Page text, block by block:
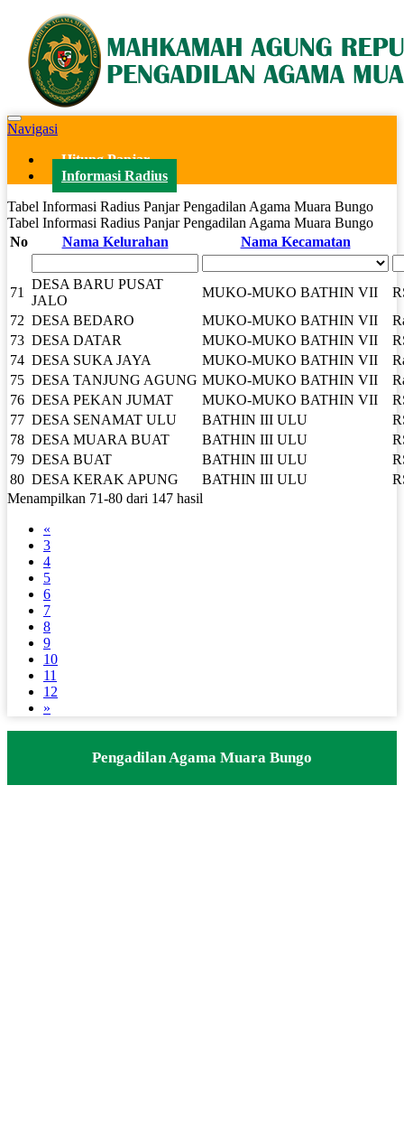
Navigasi
Hitung Panjar
Informasi Radius
Tabel Informasi Radius Panjar Pengadilan Agama Muara Bungo
Tabel Informasi Radius Panjar Pengadilan Agama Muara Bungo
No
Nama Kelurahan Nama Kecamatan
71
DESA BARU PUSAT
JALO
MUKO-MUKO BATHIN VII
72 DESA BEDARO MUKO-MUKO BATHIN VII
73 DESA DATAR MUKO-MUKO BATHIN VII
74 DESA SUKA JAYA MUKO-MUKO BATHIN VII
75 DESA TANJUNG AGUNG MUKO-MUKO BATHIN VII
76 DESA PEKAN JUMAT MUKO-MUKO BATHIN VII
77 DESA SENAMAT ULU BATHIN III ULU
78 DESA MUARA BUAT BATHIN III ULU
79 DESA BUAT BATHIN III ULU
80 DESA KERAK APUNG BATHIN III ULU
Menampilkan 71-80 dari 147 hasil
«
3
4
5
6
7
8
9
10
11
12
»
Pengadilan Agama Muara Bungo